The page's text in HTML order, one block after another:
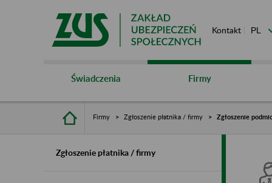
Kontakt
Świadczenia Firmy
Firmy Zgłoszenie płatnika / firmy Zgłoszenie
Zgłoszenie płatnika / firmy